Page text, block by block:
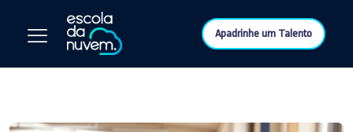
Apadrinhe um Talento